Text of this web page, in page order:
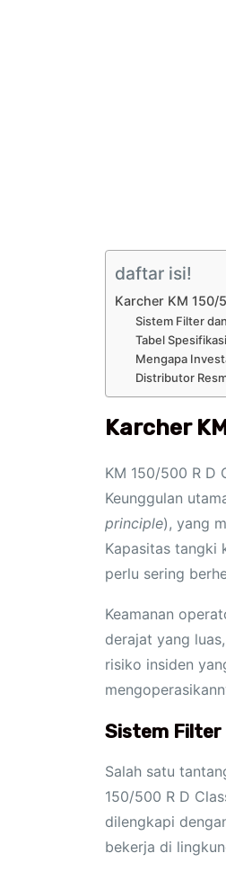
daftar isi!
Karcher KM 150/
Sistem Filter
Tabel
Mengapa
Distributor
Karcher
KM 150/500 R D
Keunggulan
principle), yang
Kapasitas tangki
perlu sering
Keamanan
derajat yang
risiko insiden
Sistem Filter
Salah satu
150/500 R D
dilengkapi
bekerja di